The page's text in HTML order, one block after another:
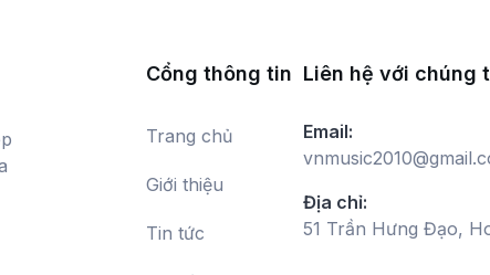
Cổng thông tin
Trang chủ
Giới thiệu
Tin tức
Liên hệ với chúng
Email:
Địa chỉ:
51 Trần Hưng Đạo,